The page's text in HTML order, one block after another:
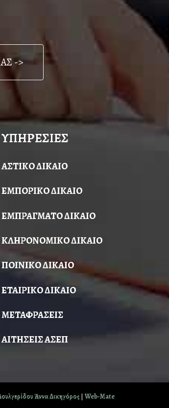
->
ΥΠΗΡΕΣΙΕΣ
ΑΣΤΙΚΟ ΔΙΚΑΙΟ
ΕΜΠΟΡΙΚΟ ΔΙΚΑΙΟ
ΕΜΠΡΑΓΜΑΤΟ ΔΙΚΑΙΟ
ΚΛΗΡΟΝΟΜΙΚΟ ΔΙΚΑΙΟ
ΠΟΙΝΙΚΟ ΔΙΚΑΙΟ
ΕΤΑΙΡΙΚΟ ΔΙΚΑΙΟ
ΜΕΤΑΦΡΑΣΕΙΣ
ΑΙΤΗΣΕΙΣ ΑΣΕΠ
Άννα Δικηγόρος | Web-Mate